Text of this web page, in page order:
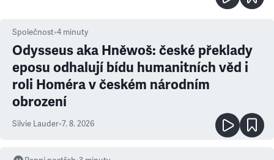
Společnost•4 minuty
Odysseus aka Hněwoš: české překlady
eposu odhalují bídu humanitních věd i
roli Homéra v českém národním
obrození
Silvie Lauder•7. 8. 2026